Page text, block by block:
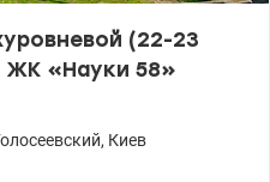
(22-23
ЖК «Науки 58»
, Киев